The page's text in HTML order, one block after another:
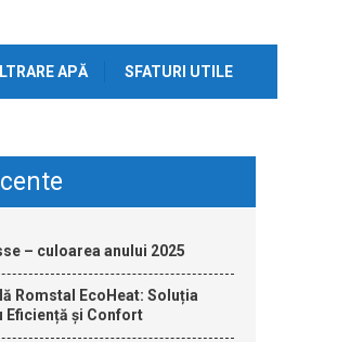
APĂ SFATURI UTILE
– culoarea anului 2025
Romstal EcoHeat: Soluția
Eficiență și Confort